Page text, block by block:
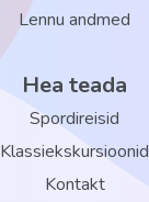
Lennu andmed
Hea teada
Spordireisid
Klassiekskursioonid
Kontakt